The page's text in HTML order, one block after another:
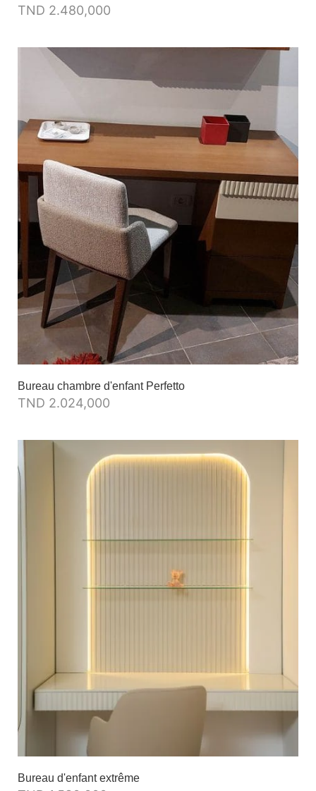
TND 2.480,000
Bureau chambre d'enfant Perfetto
TND 2.024,000
Bureau d'enfant extrême